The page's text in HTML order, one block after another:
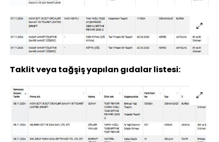
Taklit veya tağşiş yapılan gıdalar listesi: